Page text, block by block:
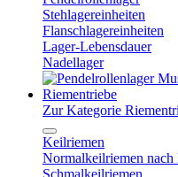
Stehlagereinheiten
Flanschlagereinheiten
Lager-Lebensdauer
Nadellager
Riementriebe
Zur Kategorie
Keilriemen
Normalkeilriemen
Schmalkeilriemen